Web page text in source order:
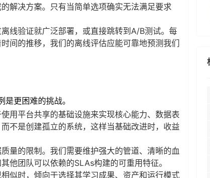
解决方案。只有当简单选项确实无法满足要求
线验证就广泛部署，或直接跳转到A/B测试。每
间的推移，我们的离线评估应能可靠地预测我们
更困难的挑战。
用平台共享的基础设施来实现核心能力、数据表
不是创建孤立的系统，这样当基础改进时，收益
量的限制。我们需要维护强大的管道、清晰的血
他团队可以依赖的SLAs构建的可重用特征。
似时，倾向于选择其学习成果、资产和运行模式